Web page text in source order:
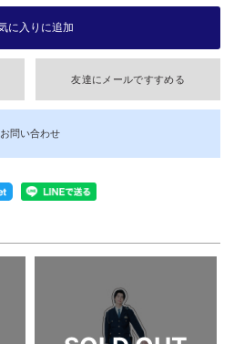
友達にメールですすめる
お問い合わせ